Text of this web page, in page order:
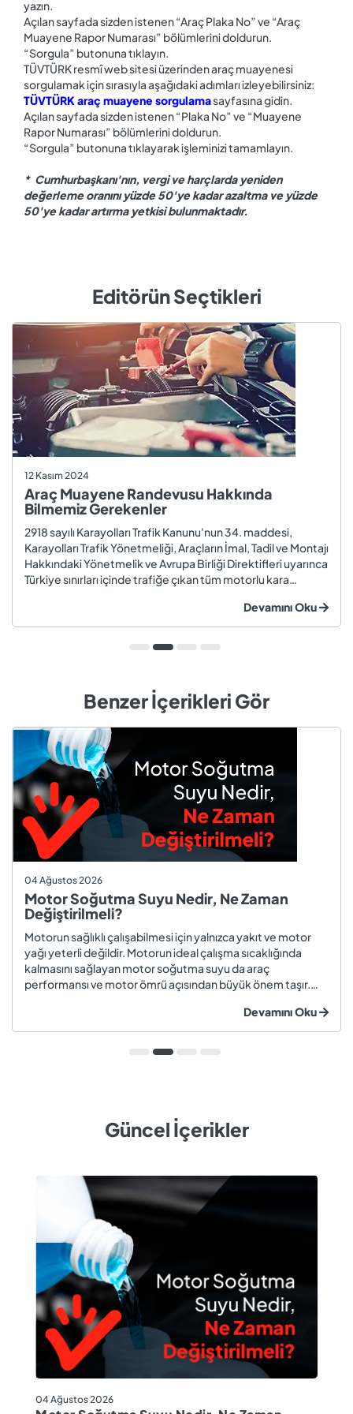
yazın.
Açılan sayfada sizden istenen “Araç Plaka No” ve “Araç
Muayene Rapor Numarası” bölümlerini doldurun.
“Sorgula” butonuna tıklayın.
TÜVTÜRK resmî web sitesi üzerinden araç muayenesi
sorgulamak için sırasıyla aşağıdaki adımları izleyebilirsiniz:
TÜVTÜRK araç muayene sorgulamasayfasına gidin.
Açılan sayfada sizden istenen “Plaka No” ve “Muayene
Rapor Numarası” bölümlerini doldurun.
“Sorgula” butonuna tıklayarak işleminizi tamamlayın.
* Cumhurbaşkanı'nın, vergi ve harçlarda yeniden
değerleme oranını yüzde 50'ye kadar azaltma ve yüzde
50'ye kadar artırma yetkisi bulunmaktadır.
Editörün Seçtikleri
12 Kasım 2024
Araç Muayene Randevusu Hakkında
Bilmemiz Gerekenler
2918 sayılı Karayolları Trafik Kanunu'nun 34. maddesi,
Karayolları Trafik Yönetmeliği, Araçların İmal, Tadil ve Montajı
Hakkındaki Yönetmelik ve Avrupa Birliği Direktifleri uyarınca
Türkiye sınırları içinde trafiğe çıkan tüm motorlu kara
zorundadır. Araç muayenesi; otomobil, motosiklet,
kamyon, kamyo...
Devamını Oku
Benzer İçerikleri Gör
04 Ağustos 2026
Motor Soğutma Suyu Nedir, Ne Zaman
Değiştirilmeli?
Motorun sağlıklı çalışabilmesi için yalnızca yakıt ve motor
yağı yeterli değildir. Motorun ideal çalışma sıcaklığında
kalmasını sağlayan motor soğutma suyu da araç
performansı ve motor ömrü açısından büyük önem taşır.
değiştirilmeyen soğutma suyu; hararet, korozyon, motor
arızaları ve yüksek onarım ma...
Devamını Oku
Güncel İçerikler
04 Ağustos 2026